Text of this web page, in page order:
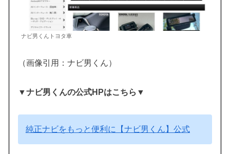
ナビ男くんトヨタ車
（画像引用：ナビ男くん）
▼ナビ男くんの公式HPはこちら▼
純正ナビをもっと便利に【ナビ男くん】公式